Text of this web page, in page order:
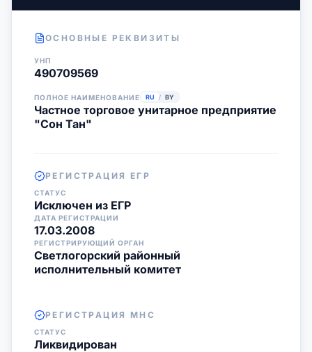
ОСНОВНЫЕ РЕКВИЗИТЫ
УНП
490709569
ПОЛНОЕ НАИМЕНОВАНИЕ RU / BY
Частное торговое унитарное предприятие
"Сон Тан"
РЕГИСТРАЦИЯ ЕГР
СТАТУС
Исключен из ЕГР
ДАТА РЕГИСТРАЦИИ
17.03.2008
РЕГИСТРИРУЮЩИЙ ОРГАН
Светлогорский районный
исполнительный комитет
РЕГИСТРАЦИЯ МНС
СТАТУС
Ликвидирован